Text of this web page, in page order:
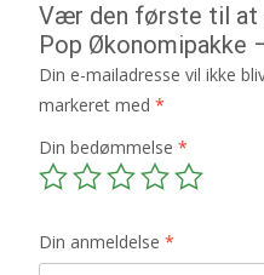
Vær den første til at
Pop Økonomipakke
Din e-mailadresse vil ikke
markeret med *
Din bedømmelse *
Din anmeldelse *